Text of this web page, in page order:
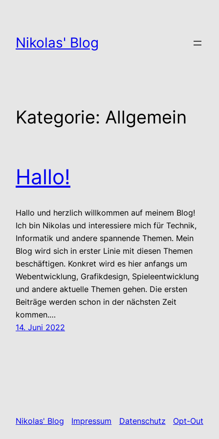
springen
Nikolas' Blog
Kategorie: Allgemein
Hallo!
Hallo und herzlich willkommen auf meinem Blog!
Ich bin Nikolas und interessiere mich für Technik,
Informatik und andere spannende Themen. Mein
Blog wird sich in erster Linie mit diesen Themen
beschäftigen. Konkret wird es hier anfangs um
Webentwicklung, Grafikdesign, Spieleentwicklung
und andere aktuelle Themen gehen. Die ersten
Beiträge werden schon in der nächsten Zeit
kommen.…
14. Juni 2022
Nikolas' Blog Impressum Datenschutz Opt-Out